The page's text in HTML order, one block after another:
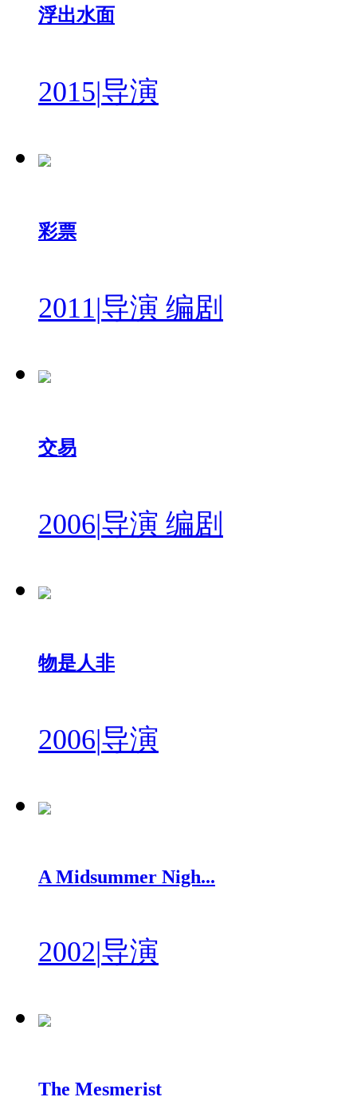
浮出水面
2015|导演
彩票
2011|导演 编剧
交易
2006|导演 编剧
物是人非
2006|导演
A Midsummer Nigh...
2002|导演
The Mesmerist